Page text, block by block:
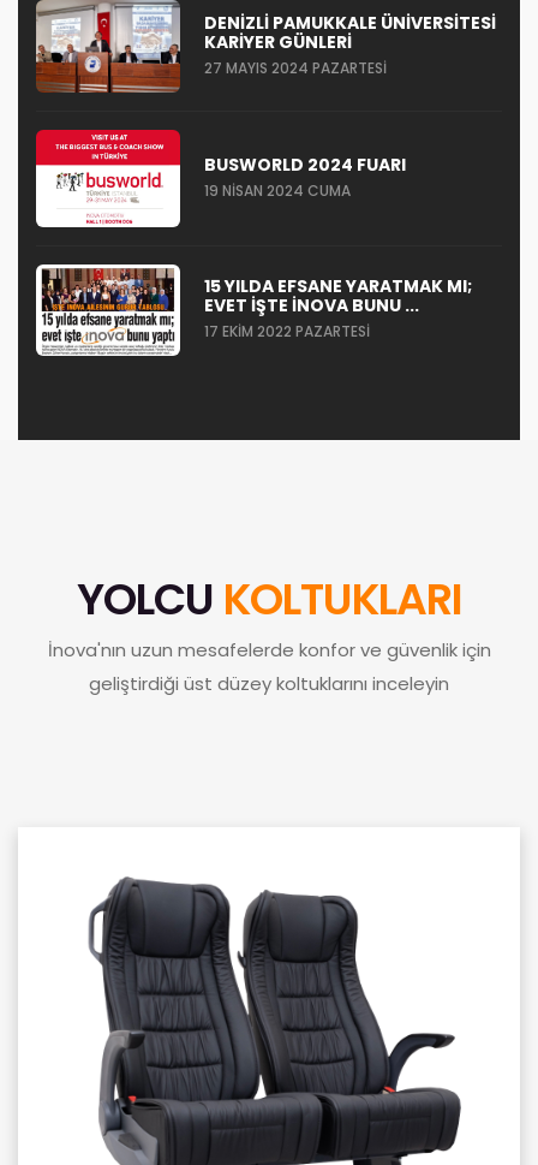
DENIZLI PAMUKKALE ÜNIVERSITESI
KARIYER GÜNLERI
27 MAYIS 2024 PAZARTESI
BUSWORLD 2024 FUARI
19 NISAN 2024 CUMA
15 YILDA EFSANE YARATMAK MI;
EVET IŞTE İNOVA BUNU ...
17 EKIM 2022 PAZARTESI
YOLCU KOLTUKLARI
İnova'nın uzun mesafelerde konfor ve güvenlik için
geliştirdiği üst düzey koltuklarını inceleyin